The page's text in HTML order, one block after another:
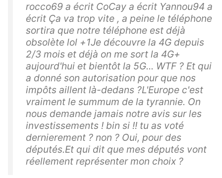
rocco69 a écrit CoCay a écrit Yannou94 a
écrit Ça va trop vite , a peine le téléphone
sortira que notre téléphone est déjà
obsolète lol +1Je découvre la 4G depuis
2/3 mois et déjà on me sort la 4G+
aujourd'hui et bientôt la 5G... WTF ? Et qui
a donné son autorisation pour que nos
impôts aillent là-dedans ?L'Europe c'est
vraiment le summum de la tyrannie. On
nous demande jamais notre avis sur les
investissements ! bin si !! tu as voté
dernierement ? non ? Oui, pour des
députés.Et qui dit que mes députés vont
réellement représenter mon choix ?